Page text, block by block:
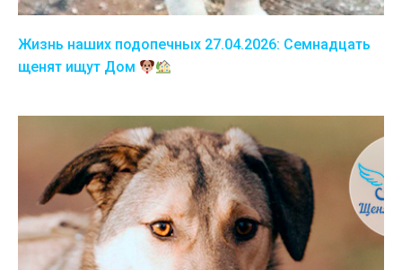
Жизнь наших подопечных 27.04.2026: Семнадцать
щенят ищут Дом